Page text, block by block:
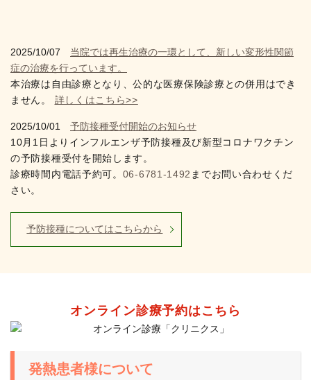
2025/10/07
当院では再生治療の一環として、新しい変形性関節
症の治療を行っています。
本治療は自由診療となり、公的な医療保険診療との併用はでき
ません。 詳しくはこちら>>
2025/10/01
予防接種受付開始のお知らせ
10月1日よりインフルエンザ予防接種及び新型コロナワクチン
の予防接種受付を開始します。
診療時間内電話予約可。 06-6781-1492 までお問い合わせくだ
さい。
予防接種についてはこちらから
オンライン診療予約はこちら
発熱患者様について